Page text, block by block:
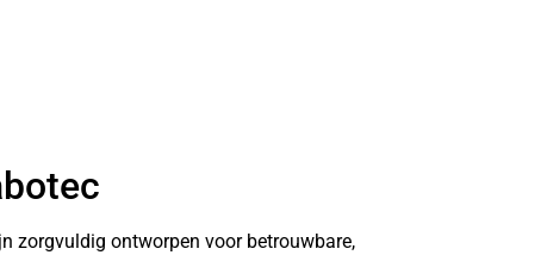
zorgvuldig ontworpen voor betrouwbare,